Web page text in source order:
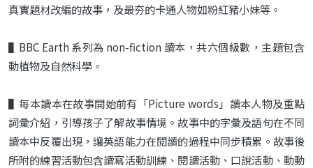
真實題材改編的故事， 及最夯的卡通人物如粉紅豬小妹等。
▌BBC Earth 系列為 non-fiction 讀本，共六個級數，主題包含
動植物及自然科學。
▌每本讀本在故事開始前有「Picture words」讀本人物及重點
詞彙介紹，引導孩子了解故事情境。故事中的字彙及語句在不同
讀本中反覆出現，讓英語能力在閱讀的過程中同步積累。故事後
所附的練習活動包含讀寫活動訓練、閱讀活動、口說活動、動動